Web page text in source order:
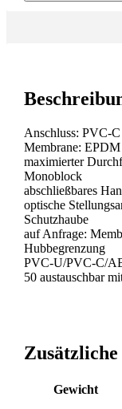
Anschluss: PVC-
Membrane:
maximierter
Monoblock
abschließbares
optische
Schutzhaube
auf Anfrage:
Hubbegrenzung
PVC-U/PVC-C/
50 austauschbar
Gewicht